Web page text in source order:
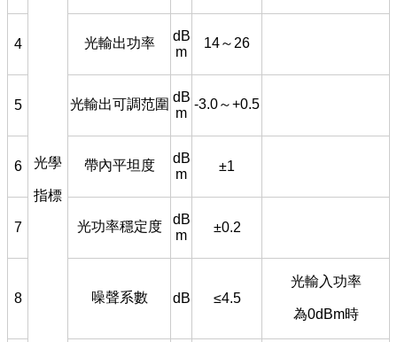
光學
指標
4 光輸出功率
dB
m
14～26
5 光輸出可調范圍 dB
m
-3.0～+0.5
6 帶內平坦度
dB
m
±1
7 光功率穩定度
dB
m
±0.2
8 噪聲系數 dB ≤4.5
光輸入功率
為0dBm時